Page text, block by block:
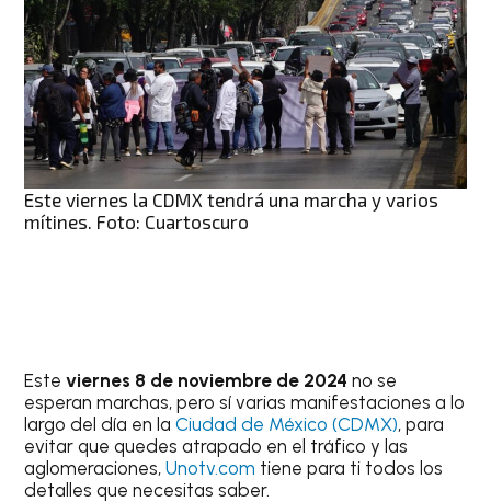
Este viernes la CDMX tendrá una marcha y varios
mítines. Foto: Cuartoscuro
Esteviernes 8 de noviembre de 2024 no se
esperan marchas, pero sí varias manifestaciones a lo
largo del día en laCiudad de México (CDMX), para
evitar que quedes atrapado en el tráfico y las
aglomeraciones,Unotv.com tiene para ti todos los
detalles que necesitas saber.